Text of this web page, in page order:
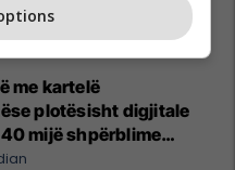
Reklamo këtu
me kartelë
plotësisht digjitale
mijë shpërblime